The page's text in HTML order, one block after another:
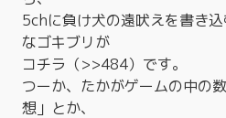
5chに負け犬の遠吠えを書き
なゴキブリが
コチラ（>>484）です。
つーか、たかがゲームの中の
想」とか、